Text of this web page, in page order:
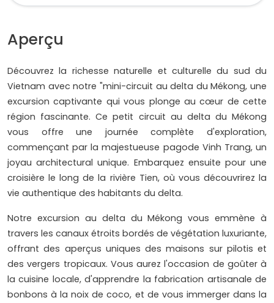
Aperçu
Découvrez la richesse naturelle et culturelle du sud du
Vietnam avec notre "mini-circuit au delta du Mékong, une
excursion captivante qui vous plonge au cœur de cette
région fascinante. Ce petit circuit au delta du Mékong
vous offre une journée complète d'exploration,
commençant par la majestueuse pagode Vinh Trang, un
joyau architectural unique. Embarquez ensuite pour une
croisière le long de la rivière Tien, où vous découvrirez la
vie authentique des habitants du delta.
Notre excursion au delta du Mékong vous emmène à
travers les canaux étroits bordés de végétation luxuriante,
offrant des aperçus uniques des maisons sur pilotis et
des vergers tropicaux. Vous aurez l'occasion de goûter à
la cuisine locale, d'apprendre la fabrication artisanale de
bonbons à la noix de coco, et de vous immerger dans la